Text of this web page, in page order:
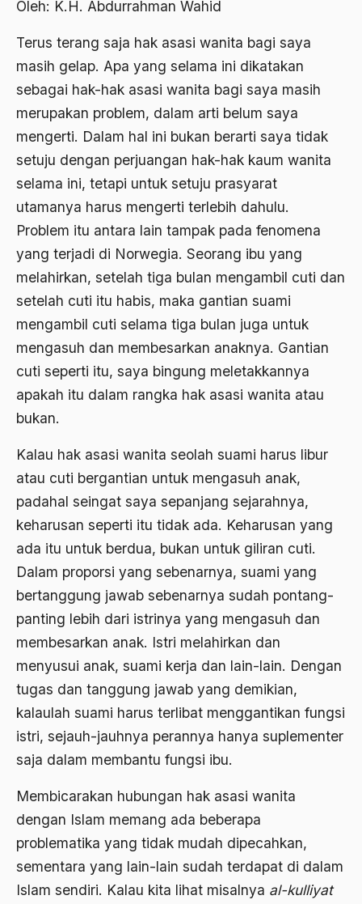
Oleh: K.H. Abdurrahman Wahid
Terus terang saja hak asasi wanita bagi saya
masih gelap. Apa yang selama ini dikatakan
sebagai hak-hak asasi wanita bagi saya masih
merupakan problem, dalam arti belum saya
mengerti. Dalam hal ini bukan berarti saya tidak
setuju dengan perjuangan hak-hak kaum wanita
selama ini, tetapi untuk setuju prasyarat
utamanya harus mengerti terlebih dahulu.
Problem itu antara lain tampak pada fenomena
yang terjadi di Norwegia. Seorang ibu yang
melahirkan, setelah tiga bulan mengambil cuti dan
setelah cuti itu habis, maka gantian suami
mengambil cuti selama tiga bulan juga untuk
mengasuh dan membesarkan anaknya. Gantian
cuti seperti itu, saya bingung meletakkannya
apakah itu dalam rangka hak asasi wanita atau
bukan.
Kalau hak asasi wanita seolah suami harus libur
atau cuti bergantian untuk mengasuh anak,
padahal seingat saya sepanjang sejarahnya,
keharusan seperti itu tidak ada. Keharusan yang
ada itu untuk berdua, bukan untuk giliran cuti.
Dalam proporsi yang sebenarnya, suami yang
bertanggung jawab sebenarnya sudah pontang-
panting lebih dari istrinya yang mengasuh dan
membesarkan anak. Istri melahirkan dan
menyusui anak, suami kerja dan lain-lain. Dengan
tugas dan tanggung jawab yang demikian,
kalaulah suami harus terlibat menggantikan fungsi
istri, sejauh-jauhnya perannya hanya suplementer
saja dalam membantu fungsi ibu.
Membicarakan hubungan hak asasi wanita
dengan Islam memang ada beberapa
problematika yang tidak mudah dipecahkan,
sementara yang lain-lain sudah terdapat di dalam
Islam sendiri. Kalau kita lihat misalnya al-kulliyat
2010
2009
2008
2007
2006
2005
2003
2002
2001
2000
1999
1997
1995
1994
1992
1991
1990
1989
1988
1987
1986
1985
1983
Abdi Masyarakat
abdul wahid hasyim
Abdullah Badawi
Abdullah Sungkar
Abdurrahman Addakhil
abdurrahman wahid
Aboulhasan Bani Sadr
abri
Abu Bakar Ba’asyir
Abu Hanifah
abu jihad
Aceh
Ad-daulah
Adagium
Adaptif Islam
adat
Adat dan Syari'at
Adat Ngada
Adat Pra-Islam
Adat Siri
Adil dan Makmur
Adipati Unus
Administrasi Negara
Adnan Buyung Nasution